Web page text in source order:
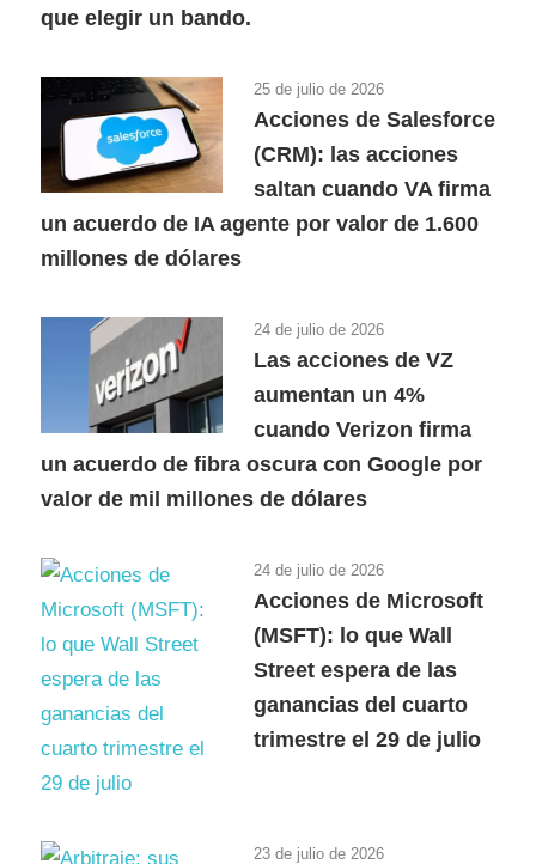
que elegir un bando.
25 de julio de 2026
Acciones de Salesforce
(CRM): las acciones
saltan cuando VA firma
un acuerdo de IA agente por valor de 1.600
millones de dólares
24 de julio de 2026
Las acciones de VZ
aumentan un 4%
cuando Verizon firma
un acuerdo de fibra oscura con Google por
valor de mil millones de dólares
24 de julio de 2026
Acciones de Microsoft
(MSFT): lo que Wall
Street espera de las
ganancias del cuarto
trimestre el 29 de julio
23 de julio de 2026